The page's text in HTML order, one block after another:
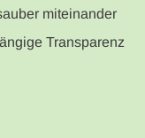
miteinander
Transparenz